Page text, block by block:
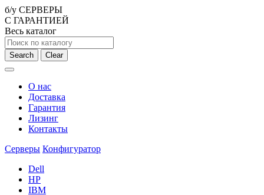
б/у СЕРВЕРЫ
С ГАРАНТИЕЙ
Весь каталог
Search Clear
О нас
Доставка
Гарантия
Лизинг
Контакты
Серверы Конфигуратор
Dell
HP
IBM